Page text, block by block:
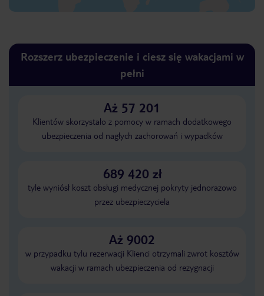
Rozszerz ubezpieczenie i ciesz się wakacjami w
pełni
Aż 57 201
Klientów skorzystało z pomocy w ramach dodatkowego
ubezpieczenia od nagłych zachorowań i wypadków
689 420 zł
tyle wyniósł koszt obsługi medycznej pokryty jednorazowo
przez ubezpieczyciela
Aż 9002
w przypadku tylu rezerwacji Klienci otrzymali zwrot kosztów
wakacji w ramach ubezpieczenia od rezygnacji